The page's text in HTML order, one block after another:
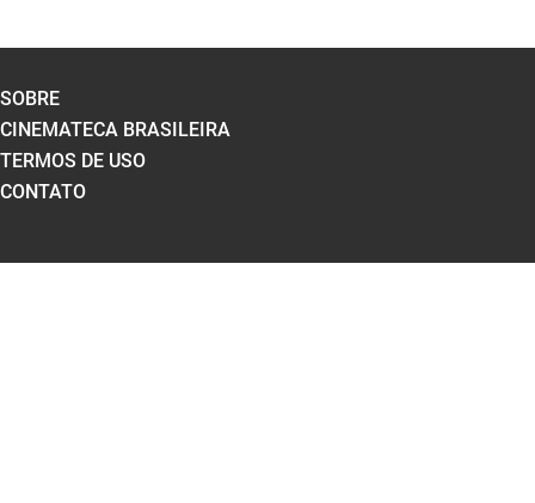
SOBRE
CINEMATECA BRASILEIRA
TERMOS DE USO
CONTATO